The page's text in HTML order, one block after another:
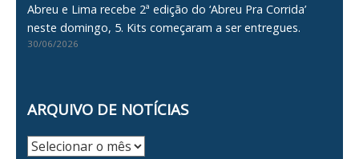
Abreu e Lima recebe 2ª edição do ‘Abreu Pra Corrida’
neste domingo, 5. Kits começaram a ser entregues.
30/06/2026
ARQUIVO DE NOTÍCIAS
Arquivo